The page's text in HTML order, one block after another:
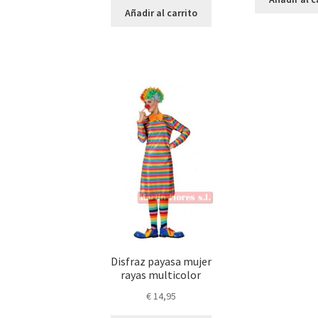
original actual
Añadir al carrito
Disfraz payasa mujer
rayas multicolor
€14,95